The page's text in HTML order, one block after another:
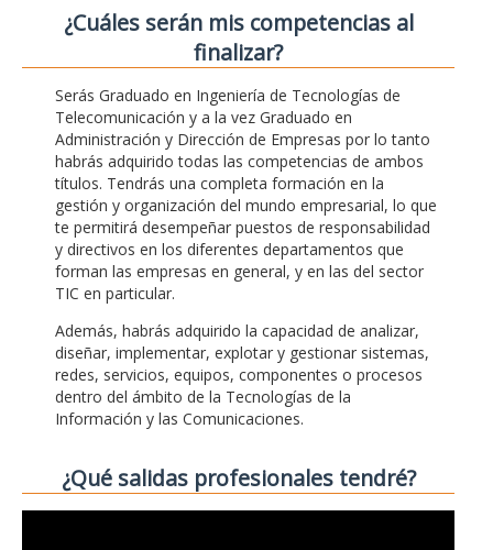
¿Cuáles serán mis competencias al
finalizar?
Serás Graduado en Ingeniería de Tecnologías de
Telecomunicación y a la vez Graduado en
Administración y Dirección de Empresas por lo tanto
habrás adquirido todas las competencias de ambos
títulos. Tendrás una completa formación en la
gestión y organización del mundo empresarial, lo que
te permitirá desempeñar puestos de responsabilidad
y directivos en los diferentes departamentos que
forman las empresas en general, y en las del sector
TIC en particular.
Además, habrás adquirido la capacidad de analizar,
diseñar, implementar, explotar y gestionar sistemas,
redes, servicios, equipos, componentes o procesos
dentro del ámbito de la Tecnologías de la
Información y las Comunicaciones.
¿Qué salidas profesionales tendré?